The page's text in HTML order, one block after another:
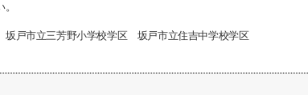
市立三芳野小学校学区 坂戸市立住吉中学校学区